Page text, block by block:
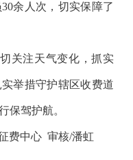
余人次，切实保障了
关注天气变化，抓实
举措守护辖区收费道
保驾护航。
费中心审核/潘虹